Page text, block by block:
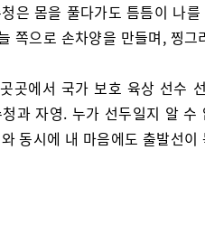
은 몸을 풀다가도 틈틈이 나
쪽으로 손차양을 만들며, 찡그
곳에서 국가 보호 육상 선수
과 자영. 누가 선두일지 알
동시에 내 마음에도 출발선